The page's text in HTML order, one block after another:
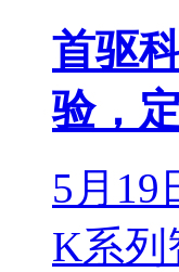
首驱
验，
5月19
K系列